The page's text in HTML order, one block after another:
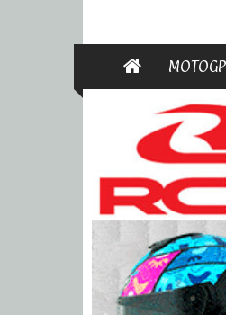
MOTOGP